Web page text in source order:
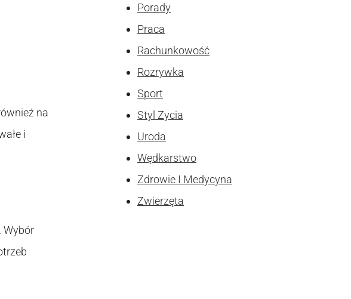
na
i
Wybór
Porady
Praca
Rachunkowość
Rozrywka
Sport
Styl Zycia
Uroda
Wędkarstwo
Zdrowie I Medycyna
Zwierzęta